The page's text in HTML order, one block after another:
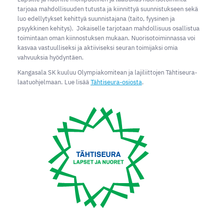
tarjoaa mahdollisuuden tutusta ja kiinnittyä suunnistukseen sekä
luo edellytykset kehittyä suunnistajana (taito, fyysinen ja
psyykkinen kehitys). Jokaiselle tarjotaan mahdollisuus osallistua
toimintaan oman kiinnostuksen mukaan. Nuorisotoiminnassa voi
kasvaa vastuulliseksi ja aktiiviseksi seuran toimijaksi omia
vahvuuksia hyödyntäen.
Kangasala SK kuuluu Olympiakomitean ja lajiliittojen Tähtiseura-
laatuohjelmaan. Lue lisääTähtiseura-osiosta.